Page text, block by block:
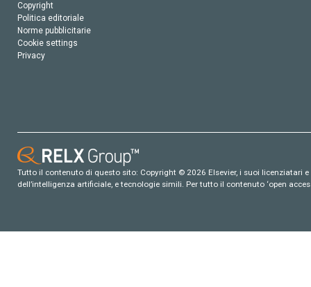
Copyright
Politica editoriale
Norme pubblicitarie
Cookie settings
Privacy
Tutto il contenuto di questo sito: Copyright © 2026 Elsevier, i suoi
dell’intelligenza artificiale, e tecnologie simili. Per tutto il contenuto ‘open